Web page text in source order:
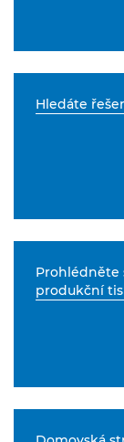
Hledáte
Prohlédněte
produkční